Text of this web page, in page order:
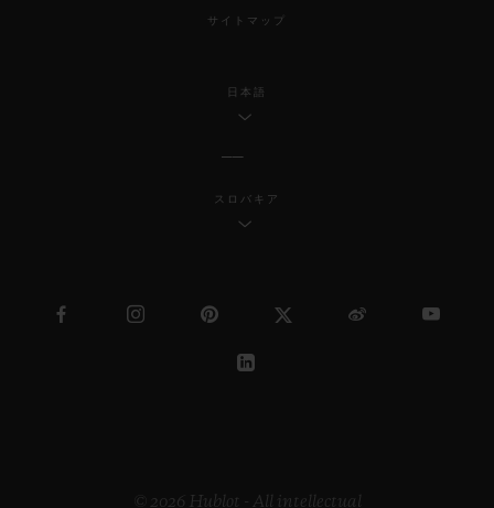
サイトマップ
日本語
スロバキア
© 2026 Hublot - All intellectual